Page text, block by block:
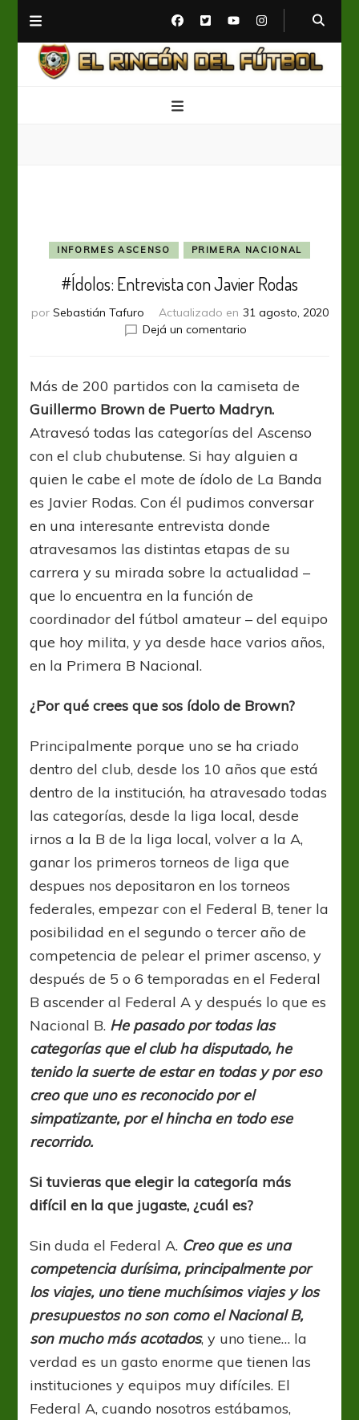
INFORMES ASCENSO PRIMERA NACIONAL
#Ídolos: Entrevista con Javier Rodas
por Sebastián Tafuro Actualizado en 31 agosto, 2020
Dejá un comentarioen
con
Javier
Rodas
Más de 200 partidos con la camiseta de
Guillermo Brown de Puerto Madryn.
Atravesó todas las categorías del Ascenso
con el club chubutense. Si hay alguien a
quien le cabe el mote de ídolo de La Banda
es Javier Rodas. Con él pudimos conversar
en una interesante entrevista donde
atravesamos las distintas etapas de su
carrera y su mirada sobre la actualidad –
que lo encuentra en la función de
coordinador del fútbol amateur – del equipo
que hoy milita, y ya desde hace varios años,
en la Primera B Nacional.
¿Por qué crees que sos ídolo de Brown?
Principalmente porque uno se ha criado
dentro del club, desde los 10 años que está
dentro de la institución, ha atravesado todas
las categorías, desde la liga local, desde
irnos a la B de la liga local, volver a la A,
ganar los primeros torneos de liga que
despues nos depositaron en los torneos
federales, empezar con el Federal B, tener la
posibilidad en el segundo o tercer año de
competencia de pelear el primer ascenso, y
después de 5 o 6 temporadas en el Federal
B ascender al Federal A y después lo que es
Nacional B. He pasado por todas las
categorías que el club ha disputado, he
tenido la suerte de estar en todas y por eso
creo que uno es reconocido por el
simpatizante, por el hincha en todo ese
recorrido.
Si tuvieras que elegir la categoría más
difícil en la que jugaste, ¿cuál es?
Sin duda el Federal A. Creo que es una
competencia durísima, principalmente por
los viajes, uno tiene muchísimos viajes y los
presupuestos no son como el Nacional B,
son mucho más acotados, y uno tiene… la
verdad es un gasto enorme que tienen las
instituciones y equipos muy difíciles. El
Federal A, cuando nosotros estábamos,